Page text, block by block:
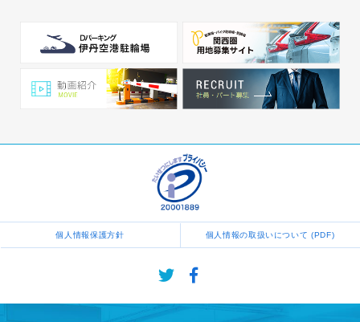
個人情報保護方針 個人情報の取扱いについて (PDF)